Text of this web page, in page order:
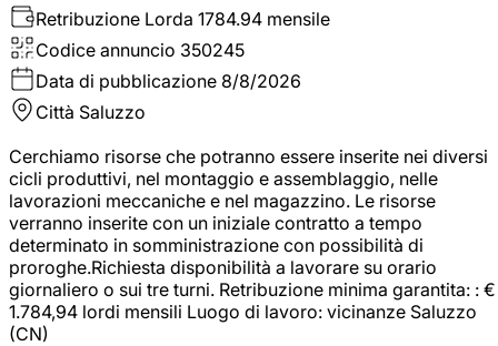
Retribuzione Lorda 1784.94 mensile
Codice annuncio 350245
Data di pubblicazione 8/8/2026
Città Saluzzo
Cerchiamo risorse che potranno essere inserite nei diversi
cicli produttivi, nel montaggio e assemblaggio, nelle
lavorazioni meccaniche e nel magazzino. Le risorse
verranno inserite con un iniziale contratto a tempo
determinato in somministrazione con possibilità di
proroghe.Richiesta disponibilità a lavorare su orario
giornaliero o sui tre turni. Retribuzione minima garantita: : €
1.784,94 lordi mensili Luogo di lavoro: vicinanze Saluzzo
(CN)